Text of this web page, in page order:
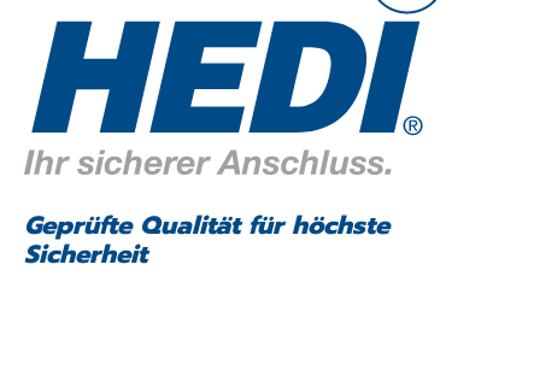
Geprüfte Qualität für höchste
Sicherheit